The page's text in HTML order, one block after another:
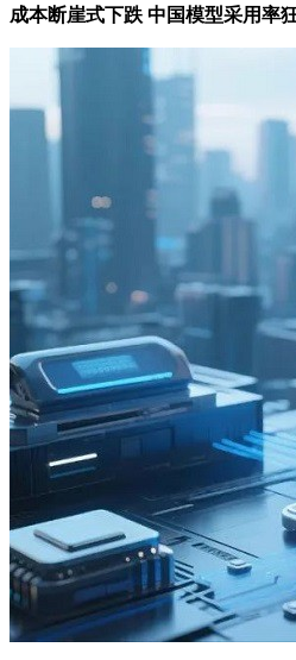
成本断崖式下跌 中国模型采用率